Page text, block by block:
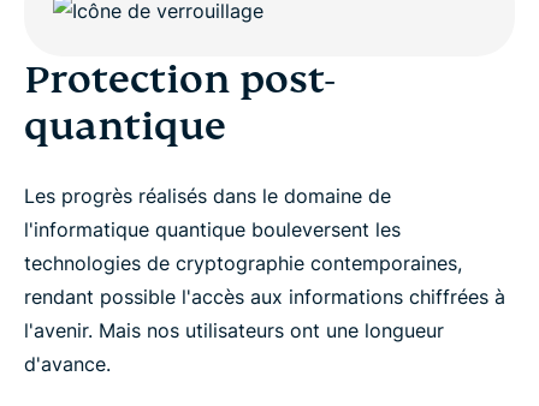
Protection post-
quantique
Les progrès réalisés dans le domaine de
l'informatique quantique bouleversent les
technologies de cryptographie contemporaines,
rendant possible l'accès aux informations chiffrées à
l'avenir. Mais nos utilisateurs ont une longueur
d'avance.